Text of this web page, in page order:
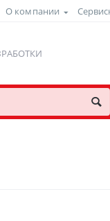
О компании